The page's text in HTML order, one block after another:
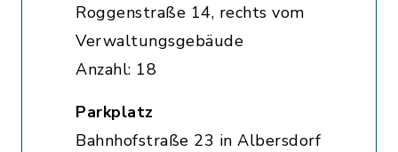
Roggenstraße 14, rechts vom
Verwaltungsgebäude
Anzahl: 18
Parkplatz
Bahnhofstraße 23 in Albersdorf